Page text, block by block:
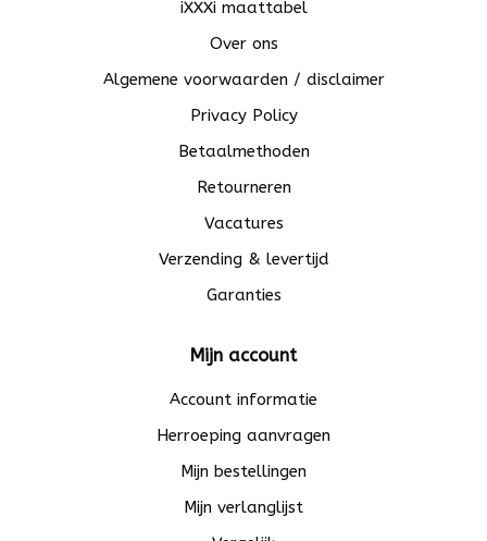
iXXXi maattabel
Over ons
Algemene voorwaarden / disclaimer
Privacy Policy
Betaalmethoden
Retourneren
Vacatures
Verzending & levertijd
Garanties
Mijn account
Account informatie
Herroeping aanvragen
Mijn bestellingen
Mijn verlanglijst